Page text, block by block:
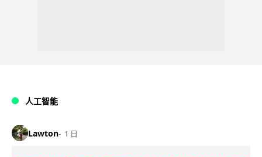
人工智能
Lawton 1 日